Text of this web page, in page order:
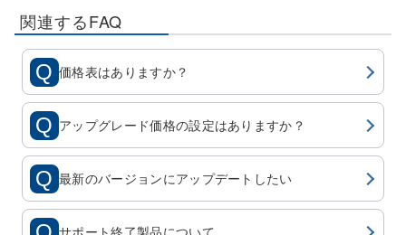
関連するFAQ
価格表はありますか？
アップグレード価格の設定はありますか？
最新のバージョンにアップデートしたい
サポート終了製品について